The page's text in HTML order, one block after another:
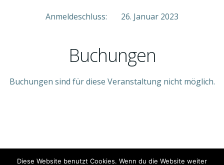
Anmeldeschluss: 26. Januar 2023
Buchungen
Buchungen sind für diese Veranstaltung nicht möglich.
Diese Website benutzt Cookies. Wenn du die Website weiter